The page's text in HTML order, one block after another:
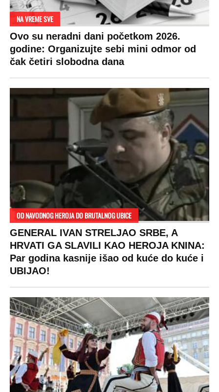
NA VREME SVE
Ovo su neradni dani početkom 2026.
godine: Organizujte sebi mini odmor od
čak četiri slobodna dana
OD NAVODNOG HEROJA DO BRUTALNOG UBICE
GENERAL IVAN STRELJAO SRBE, A
HRVATI GA SLAVILI KAO HEROJA KNINA:
Par godina kasnije išao od kuće do kuće i
UBIJAO!